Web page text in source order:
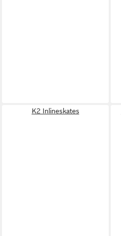
K2 Inlineskates